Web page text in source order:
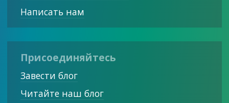
Написать нам
Присоединяйтесь
Завести блог
Читайте наш блог